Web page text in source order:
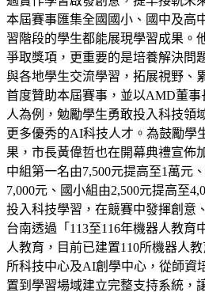
本屆賽事匯集全國國小、國中及高
習階段的學生都能展現學習成果。
爭取獎項，更重要的是培養解決問
與各地學生交流學習，拓展視野、
首度贊助本屆賽事，並以AMD董
人為例，勉勵學生勇敢投入科技領
更多優秀的AI科技人才。為鼓勵學
果，市長黃偉哲也在開幕典禮宣佈
中組第一名由7,500元提高至1萬元
7,000元、國小組由2,500元提高至
投入科技學習，在競賽中發揮創意
台南透過「113至116年機器人教育
人教育，目前已建置110所機器人
所科技中心及AI創學中心，從師資
置到學習場域建立完整支持系統，